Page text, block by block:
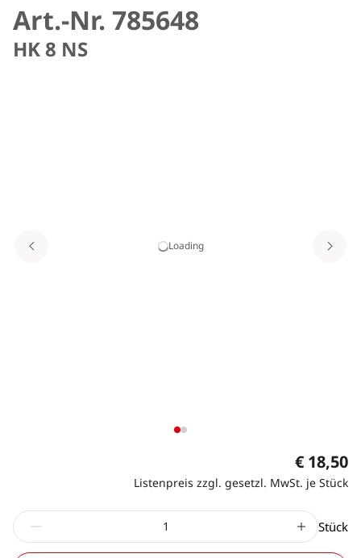
Art.-Nr. 785648
HK 8 NS
Loading
€ 18,50
Listenpreis zzgl. gesetzl. MwSt. je Stück
Stück